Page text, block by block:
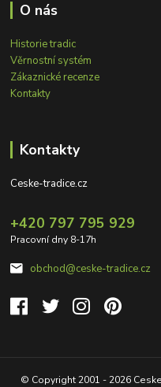
O nás
Historie tradic
Věrnostní systém
Zákaznické recenze
Kontakty
Kontakty
Ceske-tradice.cz
+420 797 795 929
Pracovní dny 8-17h
obchod@ceske-tradice.cz
© Copyright 2001 - 2026